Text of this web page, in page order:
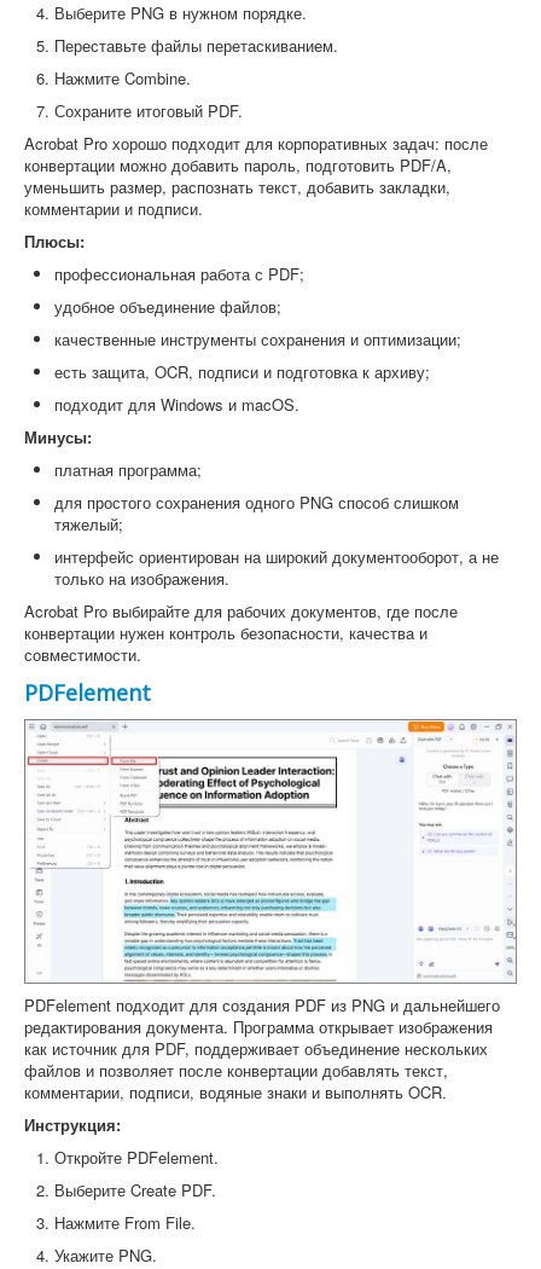
Выберите PNG в нужном порядке.
Переставьте файлы перетаскиванием.
Нажмите Combine.
Сохраните итоговый PDF.
Acrobat Pro хорошо подходит для корпоративных задач: после
конвертации можно добавить пароль, подготовить PDF/A,
уменьшить размер, распознать текст, добавить закладки,
комментарии и подписи.
Плюсы:
профессиональная работа с PDF;
удобное объединение файлов;
качественные инструменты сохранения и оптимизации;
есть защита, OCR, подписи и подготовка к архиву;
подходит для Windows и macOS.
Минусы:
платная программа;
для простого сохранения одного PNG способ слишком
тяжелый;
интерфейс ориентирован на широкий документооборот, а не
только на изображения.
Acrobat Pro выбирайте для рабочих документов, где после
конвертации нужен контроль безопасности, качества и
совместимости.
PDFelement
PDFelement подходит для создания PDF из PNG и дальнейшего
редактирования документа. Программа открывает изображения
как источник для PDF, поддерживает объединение нескольких
файлов и позволяет после конвертации добавлять текст,
комментарии, подписи, водяные знаки и выполнять OCR.
Инструкция:
Откройте PDFelement.
Выберите Create PDF.
Нажмите From File.
Укажите PNG.